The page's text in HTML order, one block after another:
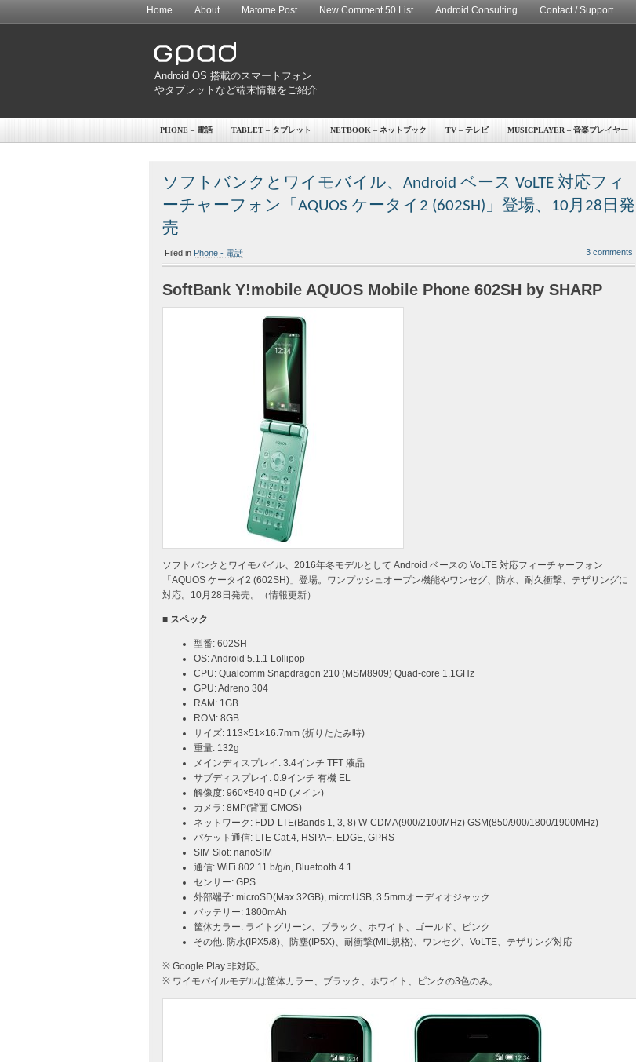
Home About Matome Post New Comment 50 List Android Consulting Contact / Support
Android OS 搭載のスマートフォン
やタブレットなど端末情報をご紹介
PHONE – 電話 TABLET – タブレット NETBOOK – ネットブック TV – テレビ MUSICPLAYER – 音楽プレイヤー
ソフトバンクとワイモバイル、Android ベース VoLTE 対応フィ
ーチャーフォン「AQUOS ケータイ2 (602SH)」登場、10月28日発
売
Filed in Phone - 電話 3 comments
SoftBank Y!mobile AQUOS Mobile Phone 602SH by SHARP
ソフトバンクとワイモバイル、2016年冬モデルとして Android ベースの VoLTE 対応フィーチャーフォン
「AQUOS ケータイ2 (602SH)」登場。ワンプッシュオープン機能やワンセグ、防水、耐久衝撃、テザリングに
対応。10月28日発売。（情報更新）
■ スペック
型番: 602SH
OS: Android 5.1.1 Lollipop
CPU: Qualcomm Snapdragon 210 (MSM8909) Quad-core 1.1GHz
GPU: Adreno 304
RAM: 1GB
ROM: 8GB
サイズ: 113×51×16.7mm (折りたたみ時)
重量: 132g
メインディスプレイ: 3.4インチ TFT 液晶
サブディスプレイ: 0.9インチ 有機 EL
解像度: 960×540 qHD (メイン)
カメラ: 8MP(背面 CMOS)
ネットワーク: FDD-LTE(Bands 1, 3, 8) W-CDMA(900/2100MHz) GSM(850/900/1800/1900MHz)
パケット通信: LTE Cat.4, HSPA+, EDGE, GPRS
SIM Slot: nanoSIM
通信: WiFi 802.11 b/g/n, Bluetooth 4.1
センサー: GPS
外部端子: microSD(Max 32GB), microUSB, 3.5mmオーディオジャック
バッテリー: 1800mAh
筐体カラー: ライトグリーン、ブラック、ホワイト、ゴールド、ピンク
その他: 防水(IPX5/8)、防塵(IP5X)、耐衝撃(MIL規格)、ワンセグ、VoLTE、テザリング対応
※ Google Play 非対応。
※ ワイモバイルモデルは筐体カラー、ブラック、ホワイト、ピンクの3色のみ。